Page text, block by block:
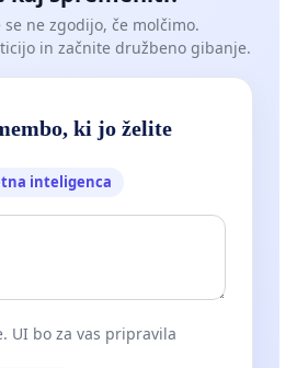
se ne zgodijo, če molčimo.
in začnite družbeno gibanje.
ki jo želite
inteligenca
UI bo za vas pripravila